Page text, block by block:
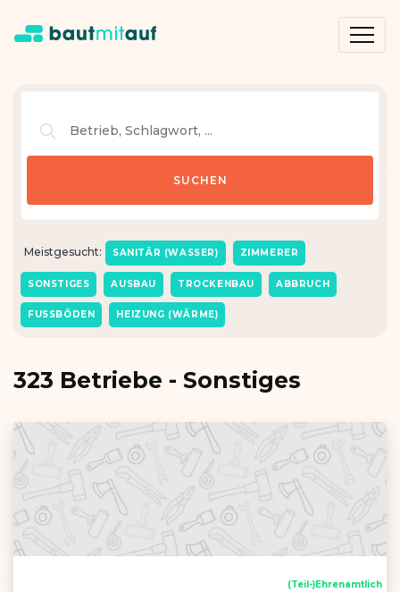
Meistgesucht: SANITÄR (WASSER) ZIMMERER
SONSTIGES AUSBAU TROCKENBAU ABBRUCH
FUSSBÖDEN HEIZUNG (WÄRME)
323 Betriebe - Sonstiges
(Teil-)Ehrenamtlich